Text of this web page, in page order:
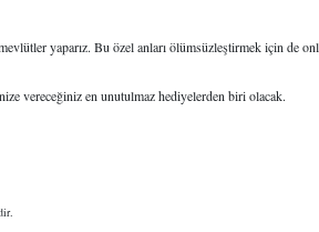
yaparız. Bu özel anları ölümsüzleştirmek için de
vereceğiniz en unutulmaz hediyelerden biri olacak.